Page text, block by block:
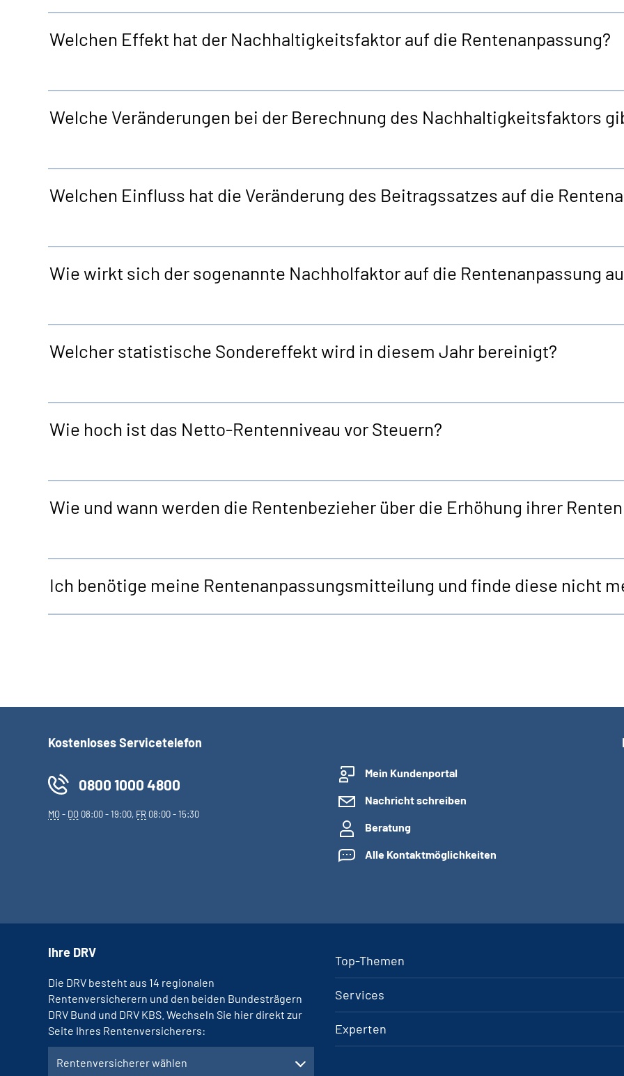
Welchen Effekt hat der Nachhaltigkeitsfaktor auf die Rentenanpassung?
Welche Veränderungen bei der Berechnung des Nachhaltigkeitsfaktors
Welchen Einfluss hat die Veränderung des Beitragssatzes auf die
Wie wirkt sich der sogenannte Nachholfaktor auf die Rentenanpassung
Welcher statistische Sondereffekt wird in diesem Jahr bereinigt?
Wie hoch ist das Netto-Rentenniveau vor Steuern?
Wie und wann werden die Rentenbezieher über die Erhöhung ihrer
Ich benötige meine Rentenanpassungsmitteilung und finde diese nicht
Kostenloses Servicetelefon
0800 1000 4800
MO- DO 08:00 - 19:00, FR 08:00 - 15:30
Mein Kundenportal
Nachricht schreiben
Beratung
Alle Kontaktmöglichkeiten
Top-Themen
Services
Experten
Ihre DRV
Die DRV besteht aus 14 regionalen
Rentenversicherern und den beiden Bundesträgern
DRV Bund und DRV KBS. Wechseln Sie hier direkt zur
Seite Ihres Rentenversicherers:
Rentenversicherer wählen